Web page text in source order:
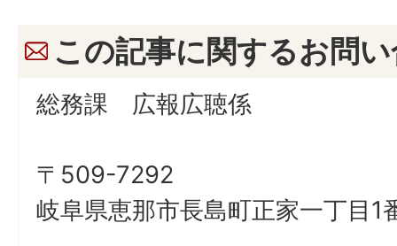
この記事に関するお問
総務課 広報広聴係
〒509-7292
岐阜県恵那市長島町正家一丁目